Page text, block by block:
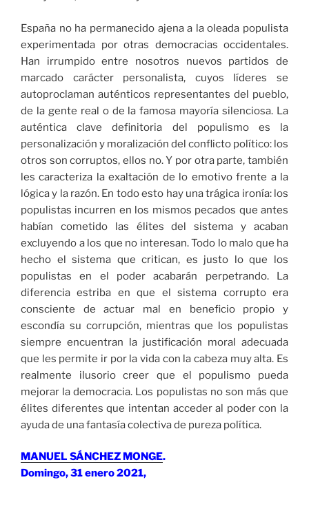
España no ha permanecido ajena a la oleada populista
experimentada por otras democracias occidentales.
Han irrumpido entre nosotros nuevos partidos de
marcado carácter personalista, cuyos líderes se
autoproclaman auténticos representantes del pueblo,
de la gente real o de la famosa mayoría silenciosa. La
auténtica clave definitoria del populismo es la
personalización y moralización del conflicto político: los
otros son corruptos, ellos no. Y por otra parte, también
les caracteriza la exaltación de lo emotivo frente a la
lógica y la razón. En todo esto hay una trágica ironía: los
populistas incurren en los mismos pecados que antes
habían cometido las élites del sistema y acaban
excluyendo a los que no interesan. Todo lo malo que ha
hecho el sistema que critican, es justo lo que los
populistas en el poder acabarán perpetrando. La
diferencia estriba en que el sistema corrupto era
consciente de actuar mal en beneficio propio y
escondía su corrupción, mientras que los populistas
siempre encuentran la justificación moral adecuada
que les permite ir por la vida con la cabeza muy alta. Es
realmente ilusorio creer que el populismo pueda
mejorar la democracia. Los populistas no son más que
élites diferentes que intentan acceder al poder con la
ayuda de una fantasía colectiva de pureza política.
MANUEL SÁNCHEZ MONGE.
Domingo, 31 enero 2021,